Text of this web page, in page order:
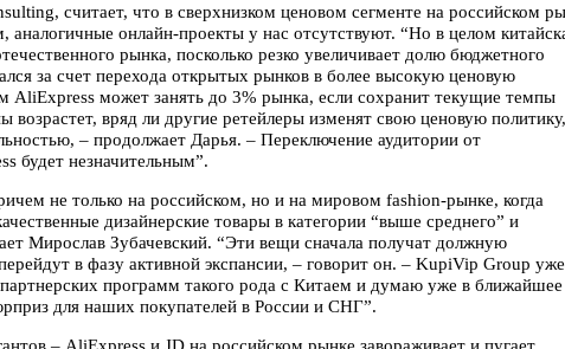
считает, что в сверхнизком ценовом сегменте на российском
аналогичные онлайн-проекты у нас отсутствуют. “Но в целом
рынка, посколько резко увеличивает долю бюджетного
за счет перехода открытых рынков в более высокую ценовую
AliExpress может занять до 3% рынка, если сохранит текущие темпы
возрастет, вряд ли другие ретейлеры изменят свою ценовую политику,
– продолжает Дарья. – Переключение аудитории от
будет незначительным”.
не только на российском, но и на мировом fashion-рынке, когда
дизайнерские товары в категории “выше среднего” и
Мирослав Зубачевский. “Эти вещи сначала получат должную
в фазу активной экспансии, – говорит он. – KupiVip Group уже
программ такого рода с Китаем и думаю уже в ближайшее
для наших покупателей в России и СНГ”.
– AliExpress и JD на российском рынке завораживает и пугает